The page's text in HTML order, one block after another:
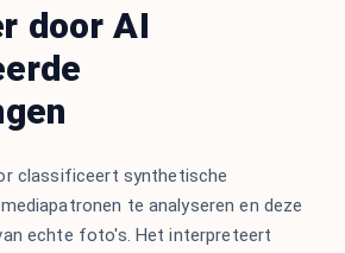
door AI
classificeert synthetische
te analyseren en deze
echte foto's. Het interpreteert